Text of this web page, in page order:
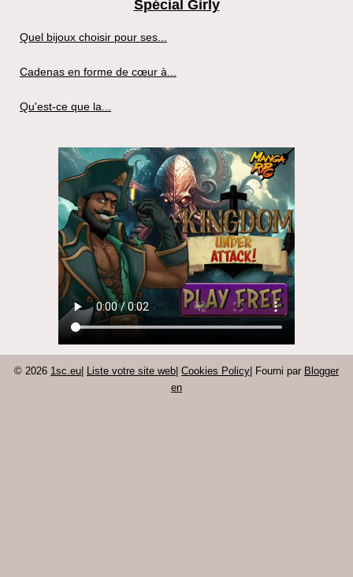
Spécial Girly
Quel bijoux choisir pour ses...
Cadenas en forme de cœur à...
Qu'est-ce que la...
© 2026 1sc.eu Liste votre site web Cookies Policy | Fourni par Blogger
en